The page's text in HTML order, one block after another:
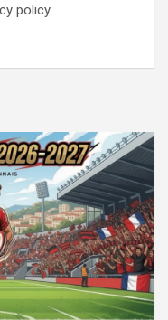
policy